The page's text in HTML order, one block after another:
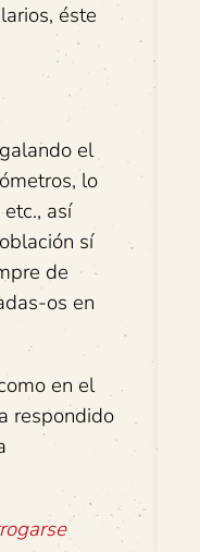
éste
el
lo
así
sí
de
os en
en el
respondido